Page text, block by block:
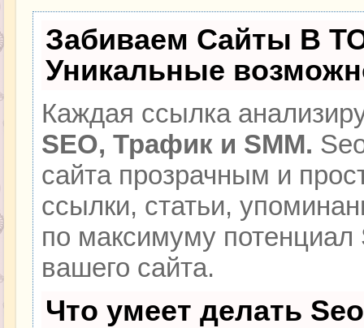
Забиваем Сайты В
Уникальные
Каждая ссылка
SEO, Трафик и SMM.
сайта прозрачным и
ссылки, статьи,
по максимуму
вашего сайта.
Что умеет делать